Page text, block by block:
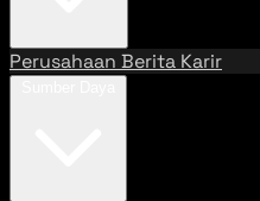
Perusahaan Berita Karir